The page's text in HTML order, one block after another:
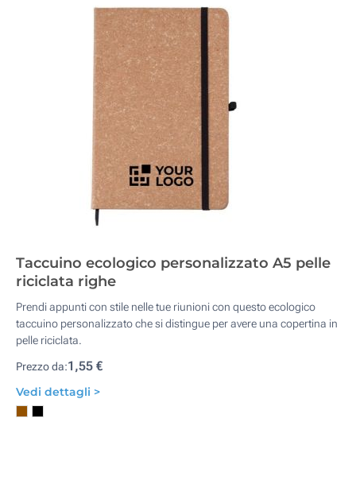
Taccuino ecologico personalizzato A5 pelle
riciclata righe
Prendi appunti con stile nelle tue riunioni con questo ecologico
taccuino personalizzato che si distingue per avere una copertina in
pelle riciclata.
Prezzo da:1,55 €
Vedi dettagli >